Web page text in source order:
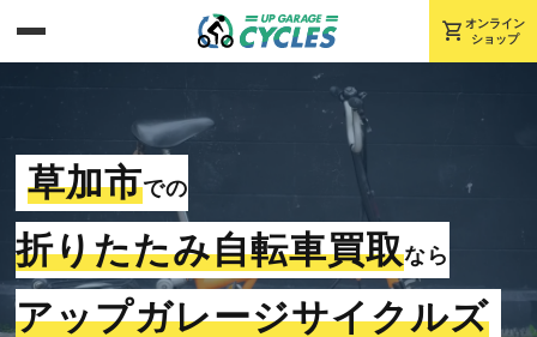
shopping_cart オンライン
ショップ
草加市での
折りたたみ自転車買取なら
アップガレージサイクルズ